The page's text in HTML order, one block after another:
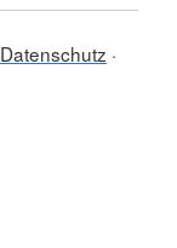
Datenschutz